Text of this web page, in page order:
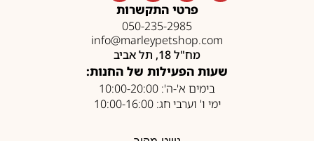
פרטי התקשרות
050-235-2985
info@marleypetshop.com
מח"ל 18, תל אביב
שעות הפעילות של החנות:
בימים א'-ה': 10:00-20:00
ימי ו' וערבי חג: 10:00-16:00